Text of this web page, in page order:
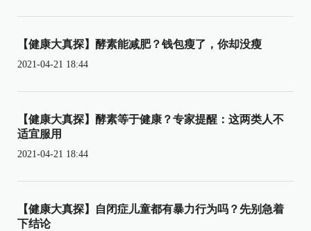
【健康大真探】酵素能减肥？钱包瘦了，你却没瘦
2021-04-21 18:44
【健康大真探】酵素等于健康？专家提醒：这两类人不
适宜服用
2021-04-21 18:44
【健康大真探】自闭症儿童都有暴力行为吗？先别急着
下结论